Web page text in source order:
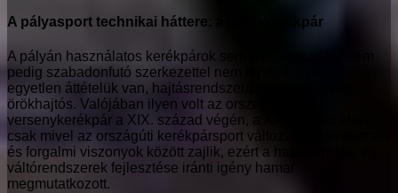
A pályasport technikai háttere: a pályakerékpár
A pályán használatos kerékpárok sem fék-, sem váltó, sem
pedig szabadonfutó szerkezettel nem rendelkeznek,
egyetlen áttételük van, hajtásrendszerük pedig fix avagy
örökhajtós. Valójában ilyen volt az országúti
versenykerékpár a XIX. század végén, a XX. század elején,
csak mivel az országúti kerékpársport változatos domborzati-
és forgalmi viszonyok között zajlik, ezért a hatékony fék- és
váltórendszerek fejlesztése iránti igény hamar
megmutatkozott.